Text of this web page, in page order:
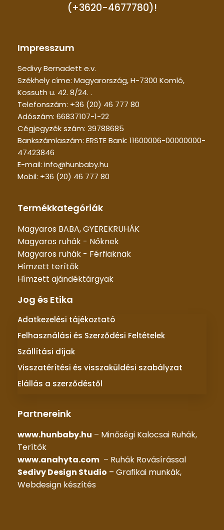
(+3620-4677780)!
Impresszum
Sedivy Bernadett e.v.
Székhely címe: Magyarország, H-7300 Komló,
Kossuth u. 42. 8/24. .
Telefonszám: +36 (20) 46 777 80
Adószám: 66837107-1-22
Cégjegyzék szám: 39788685
Bankszámlaszám: ERSTE Bank: 11600006-00000000-
47423846
E-mail: info@hunbaby.hu
Mobil: +36 (20) 46 777 80
Termékkategóriák
Magyaros BABA, GYEREKRUHÁK
Magyaros ruhák - Nőknek
Magyaros ruhák - Férfiaknak
Hímzett terítők
Hímzett ajándéktárgyak
Jog és Etika
Adatkezelési tájékoztató
Felhasználási és Szerződési Feltételek
Szállítási díjak
Visszatérítési és visszaküldési szabályzat
Elállás a szerződéstől
Partnereink
www.hunbaby.hu – Minőségi Kalocsai Ruhák,
Terítők
www.anahyta.com – Ruhák Rovásírással
Sedivy Design Studio – Grafikai munkák,
Webdesign készítés